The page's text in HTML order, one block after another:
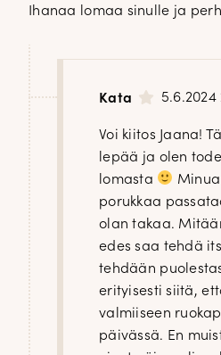
Ihanaa lomaa sinulle ja
Kata 5.6.2024
Voi kiitos Jaana!
lepää ja olen
lomasta
porukkaa
olan takaa.
edes saa tehdä
tehdään
erityisesti siitä,
valmiiseen
päivässä. En